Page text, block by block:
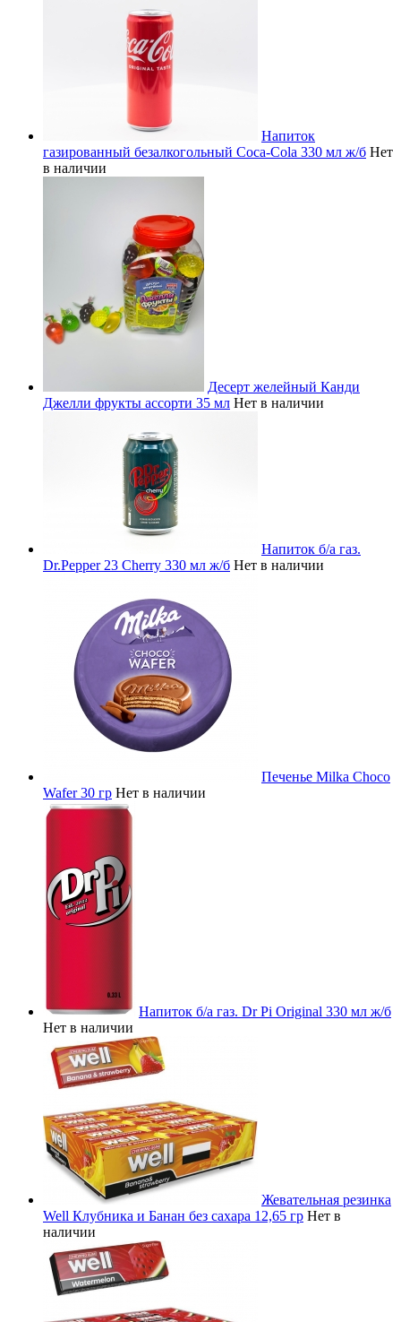
Напиток
газированный безалкогольный Coca-Cola 330 мл ж/б Нет
в наличии
Десерт желейный Канди
Джелли фрукты ассорти 35 мл Нет в наличии
Напиток б/а газ.
Dr.Pepper 23 Cherry 330 мл ж/б Нет в наличии
Печенье Milka Choco
Wafer 30 гр Нет в наличии
Напиток б/а газ. Dr Pi Original 330 мл ж/б
Нет в наличии
Жевательная резинка
Well Клубника и Банан без сахара 12,65 гр Нет в
наличии